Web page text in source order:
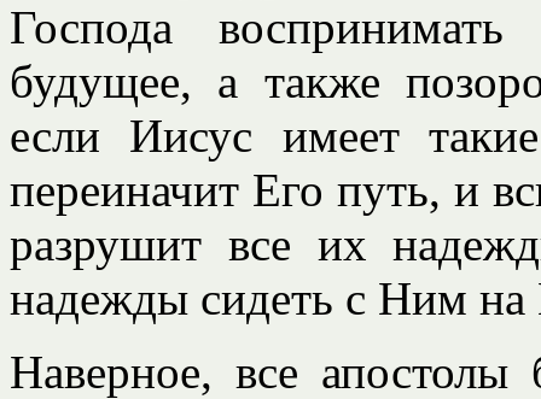
Господа
будущее, а также
если Иисус имеет
переиначит Его путь, и
разрушит все их
надежды сидеть с Ним на
Наверное, все апостолы